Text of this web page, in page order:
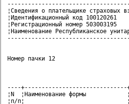
¦Сведения о плательщике
¦Идентификационный код
¦Регистрационный номер
¦Наименование Республиканское
Номер пачки 12
----+------------------------------
¦N  ¦Наименование формы
¦п/п¦